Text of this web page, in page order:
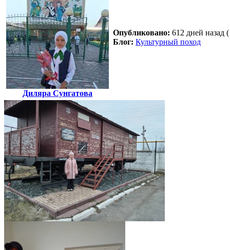
Диляра Сунгатова
Опубликовано: 612 дней назад
Блог: Культурный поход